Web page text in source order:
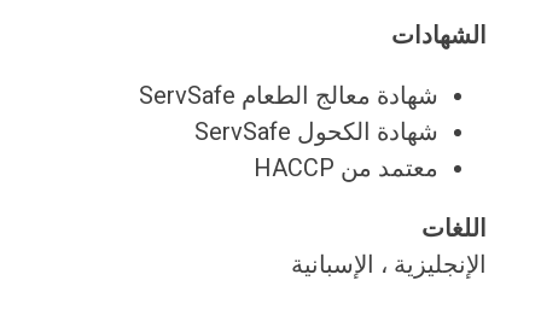
الشهادات
شهادة معالج الطعام ServSafe
شهادة الكحول ServSafe
معتمد من HACCP
اللغات
الإنجليزية ، الإسبانية